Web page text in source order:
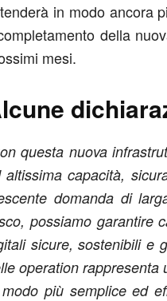
in modo ancora
della
mesi.
questa nuova
altissima capacità,
domanda di
possiamo garantire
sicure, sostenibili e
operation rappresenta
più semplice ed